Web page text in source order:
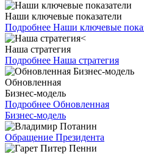
Наши ключевые показатели
Подробнее Наши ключевые
Наша стратегия
Подробнее Наша стратегия
Обновленная
Бизнес-модель
Подробнее Обновленная
Бизнес-модель
Обращение Президента